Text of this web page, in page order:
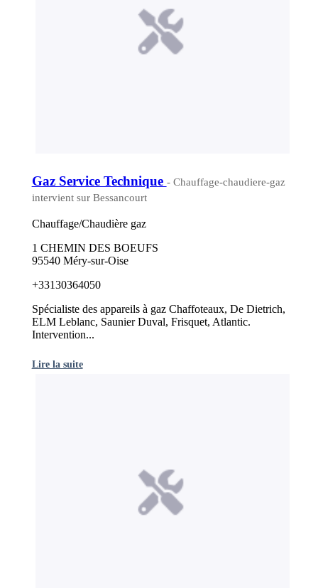
Gaz Service Technique - Chauffage-chaudiere-gaz
intervient sur Bessancourt
Chauffage/Chaudière gaz
1 CHEMIN DES BOEUFS
95540 Méry-sur-Oise
+33130364050
Spécialiste des appareils à gaz Chaffoteaux, De Dietrich,
ELM Leblanc, Saunier Duval, Frisquet, Atlantic.
Intervention...
Lire la suite